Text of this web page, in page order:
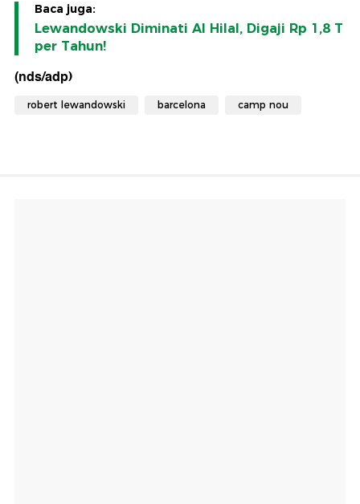
Baca juga:
Lewandowski Diminati Al Hilal, Digaji Rp 1,8 T
per Tahun!
(nds/adp)
robert lewandowski barcelona camp nou